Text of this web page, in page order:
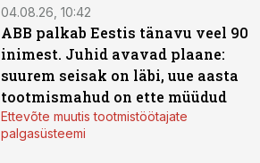
04.08.26, 10:42
ABB palkab Eestis tänavu veel 90
inimest. Juhid avavad plaane:
suurem seisak on läbi, uue aasta
tootmismahud on ette müüdud
Ettevõte muutis tootmistöötajate
palgasüsteemi